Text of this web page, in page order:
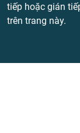
tiếp hoặc gián
trên trang này.